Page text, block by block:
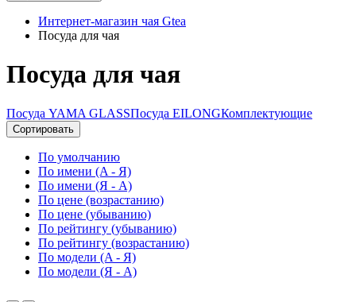
Интернет-магазин чая Gtea
Посуда для чая
Посуда для чая
Посуда YAMA GLASSПосуда EILONGКомплектующие
Сортировать
По умолчанию
По имени (A - Я)
По имени (Я - A)
По цене (возрастанию)
По цене (убыванию)
По рейтингу (убыванию)
По рейтингу (возрастанию)
По модели (A - Я)
По модели (Я - A)